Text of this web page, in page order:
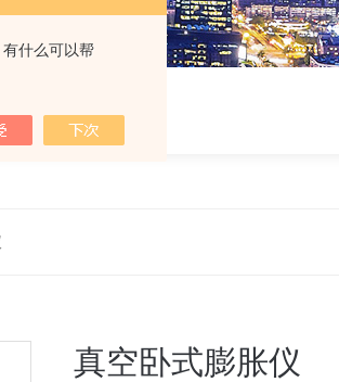
什么可以帮
真空卧式膨胀仪